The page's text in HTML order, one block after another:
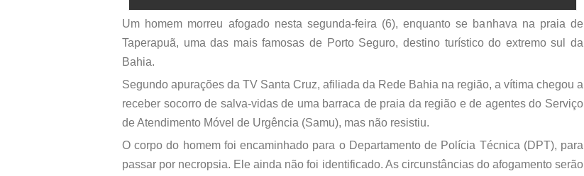
Um homem morreu afogado nesta segunda-feira (6), enquanto se banhava na praia de
Taperapuã, uma das mais famosas de Porto Seguro, destino turístico do extremo sul da
Bahia.
Segundo apurações da TV Santa Cruz, afiliada da Rede Bahia na região, a vítima chegou a
receber socorro de salva-vidas de uma barraca de praia da região e de agentes do Serviço
de Atendimento Móvel de Urgência (Samu), mas não resistiu.
O corpo do homem foi encaminhado para o Departamento de Polícia Técnica (DPT), para
passar por necropsia. Ele ainda não foi identificado. As circunstâncias do afogamento serão